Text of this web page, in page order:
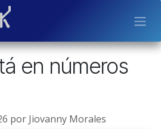
en números
por Jiovanny Morales